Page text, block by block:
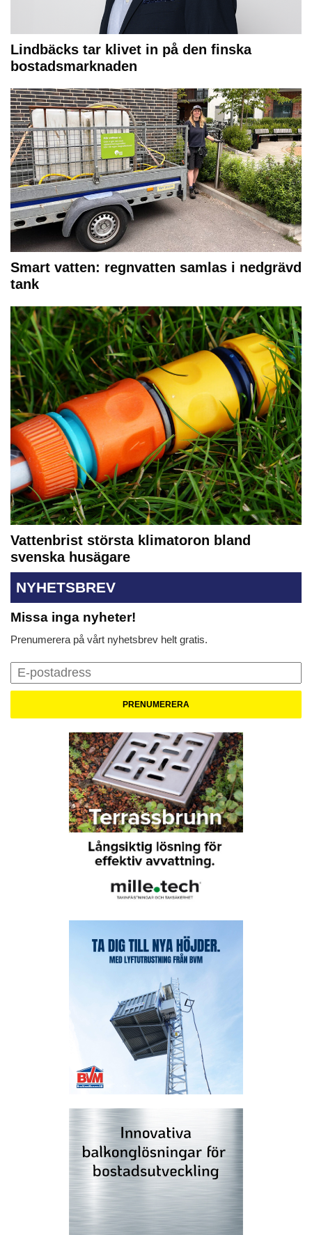
Lindbäcks tar klivet in på den finska
bostadsmarknaden
Smart vatten: regnvatten samlas i nedgrävd
tank
Vattenbrist största klimatoron bland
svenska husägare
NYHETSBREV
Missa inga nyheter!
Prenumerera på vårt nyhetsbrev helt gratis.